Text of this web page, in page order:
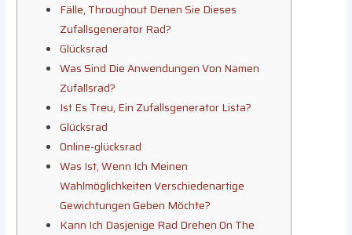
Fälle, Throughout Denen Sie Dieses
Zufallsgenerator Rad?
Glücksrad
Was Sind Die Anwendungen Von Namen
Zufallsrad?
Ist Es Treu, Ein Zufallsgenerator Lista?
Glücksrad
Online-glücksrad
Was Ist, Wenn Ich Meinen
Wahlmöglichkeiten Verschiedenartige
Gewichtungen Geben Möchte?
Kann Ich Dasjenige Rad Drehen On The